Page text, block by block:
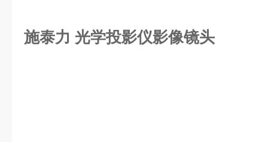
施泰力 光学投影仪影像镜头